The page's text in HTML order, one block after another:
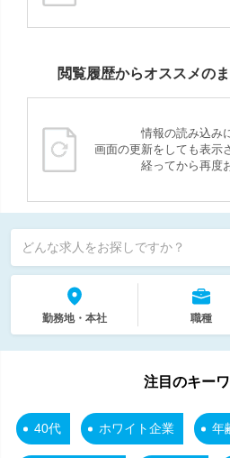
閲覧履歴からオススメの
情報の読み込み
画面の更新をしても表示
経ってから再度
どんな求人をお探しですか？
勤務地・本社 職種
注目のキー
40代 ホワイト企業 年